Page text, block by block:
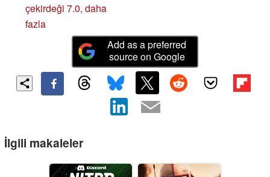
çekirdeği 7.0, daha
fazla
Add as a preferred
source on Google
İlgili makaleler